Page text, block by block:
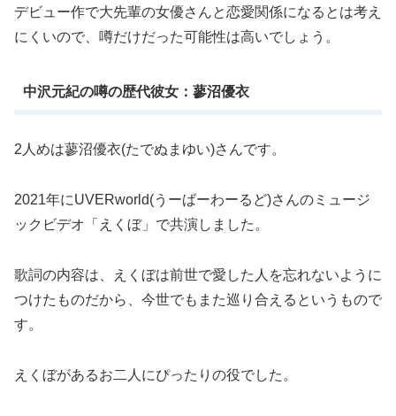
デビュー作で大先輩の女優さんと恋愛関係になるとは考え
にくいので、噂だけだった可能性は高いでしょう。
中沢元紀の噂の歴代彼女：蓼沼優衣
2人めは蓼沼優衣(たでぬまゆい)さんです。
2021年にUVERworld(うーばーわーるど)さんのミュージ
ックビデオ「えくぼ」で共演しました。
歌詞の内容は、えくぼは前世で愛した人を忘れないように
つけたものだから、今世でもまた巡り合えるというもので
す。
えくぼがあるお二人にぴったりの役でした。